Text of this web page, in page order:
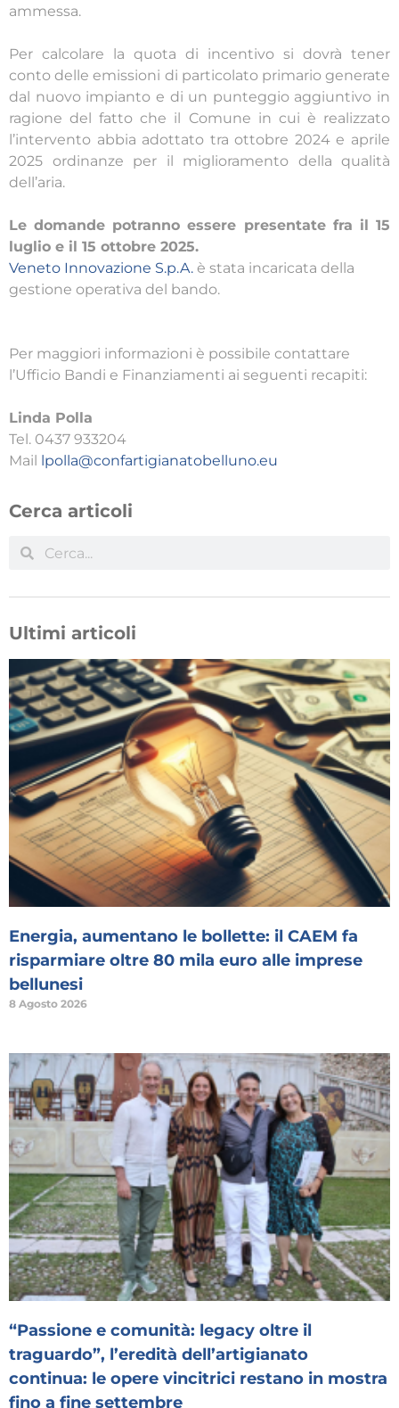
ammessa.
Per calcolare la quota di incentivo si dovrà tener
conto delle emissioni di particolato primario generate
dal nuovo impianto e di un punteggio aggiuntivo in
ragione del fatto che il Comune in cui è realizzato
l’intervento abbia adottato tra ottobre 2024 e aprile
2025 ordinanze per il miglioramento della qualità
dell’aria.
Le domande potranno essere presentate fra il 15
luglio e il 15 ottobre 2025.
Veneto Innovazione S.p.A. è stata incaricata della
gestione operativa del bando.
Per maggiori informazioni è possibile contattare
l’Ufficio Bandi e Finanziamenti ai seguenti recapiti:
Linda Polla
Tel. 0437 933204
Mail lpolla@confartigianatobelluno.eu
Cerca articoli
Ultimi articoli
Energia, aumentano le bollette: il CAEM fa
risparmiare oltre 80 mila euro alle imprese
bellunesi
8 Agosto 2026
“Passione e comunità: legacy oltre il
traguardo”, l’eredità dell’artigianato
continua: le opere vincitrici restano in mostra
fino a fine settembre